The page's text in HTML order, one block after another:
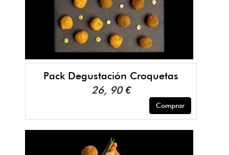
Pack Degustación Croquetas
26, 90 €
Comprar